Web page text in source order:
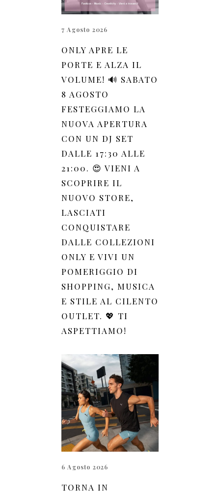
7 Agosto 2026
ONLY APRE LE
PORTE E ALZA IL
VOLUME! 🔊 SABATO
8 AGOSTO
FESTEGGIAMO LA
NUOVA APERTURA
CON UN DJ SET
DALLE 17:30 ALLE
21:00. 😍 VIENI A
SCOPRIRE IL
NUOVO STORE,
LASCIATI
CONQUISTARE
DALLE COLLEZIONI
ONLY E VIVI UN
POMERIGGIO DI
SHOPPING, MUSICA
E STILE AL CILENTO
OUTLET. 💖 TI
ASPETTIAMO!
6 Agosto 2026
TORNA IN